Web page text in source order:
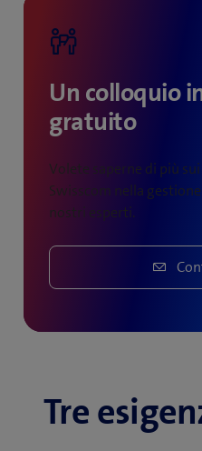
Un colloquio
gratuito
Volete saperne di più
Swisscom nella
nostri esperti.
Tre